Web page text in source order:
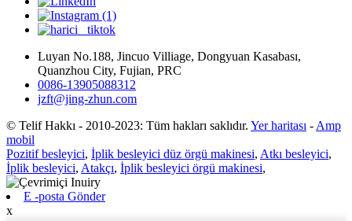
Luyan No.188, Jincuo Villiage, Dongyuan Kasabası,
Quanzhou City, Fujian, PRC
0086-13905088312
jzft@jing-zhun.com
© Telif Hakkı - 2010-2023: Tüm hakları saklıdır. Yer haritası - Amp
mobil
Pozitif besleyici, İplik besleyici düz örgü makinesi, Atkı besleyici,
İplik besleyici, Atakçı, İplik besleyici örgü makinesi,
E -posta Gönder
x